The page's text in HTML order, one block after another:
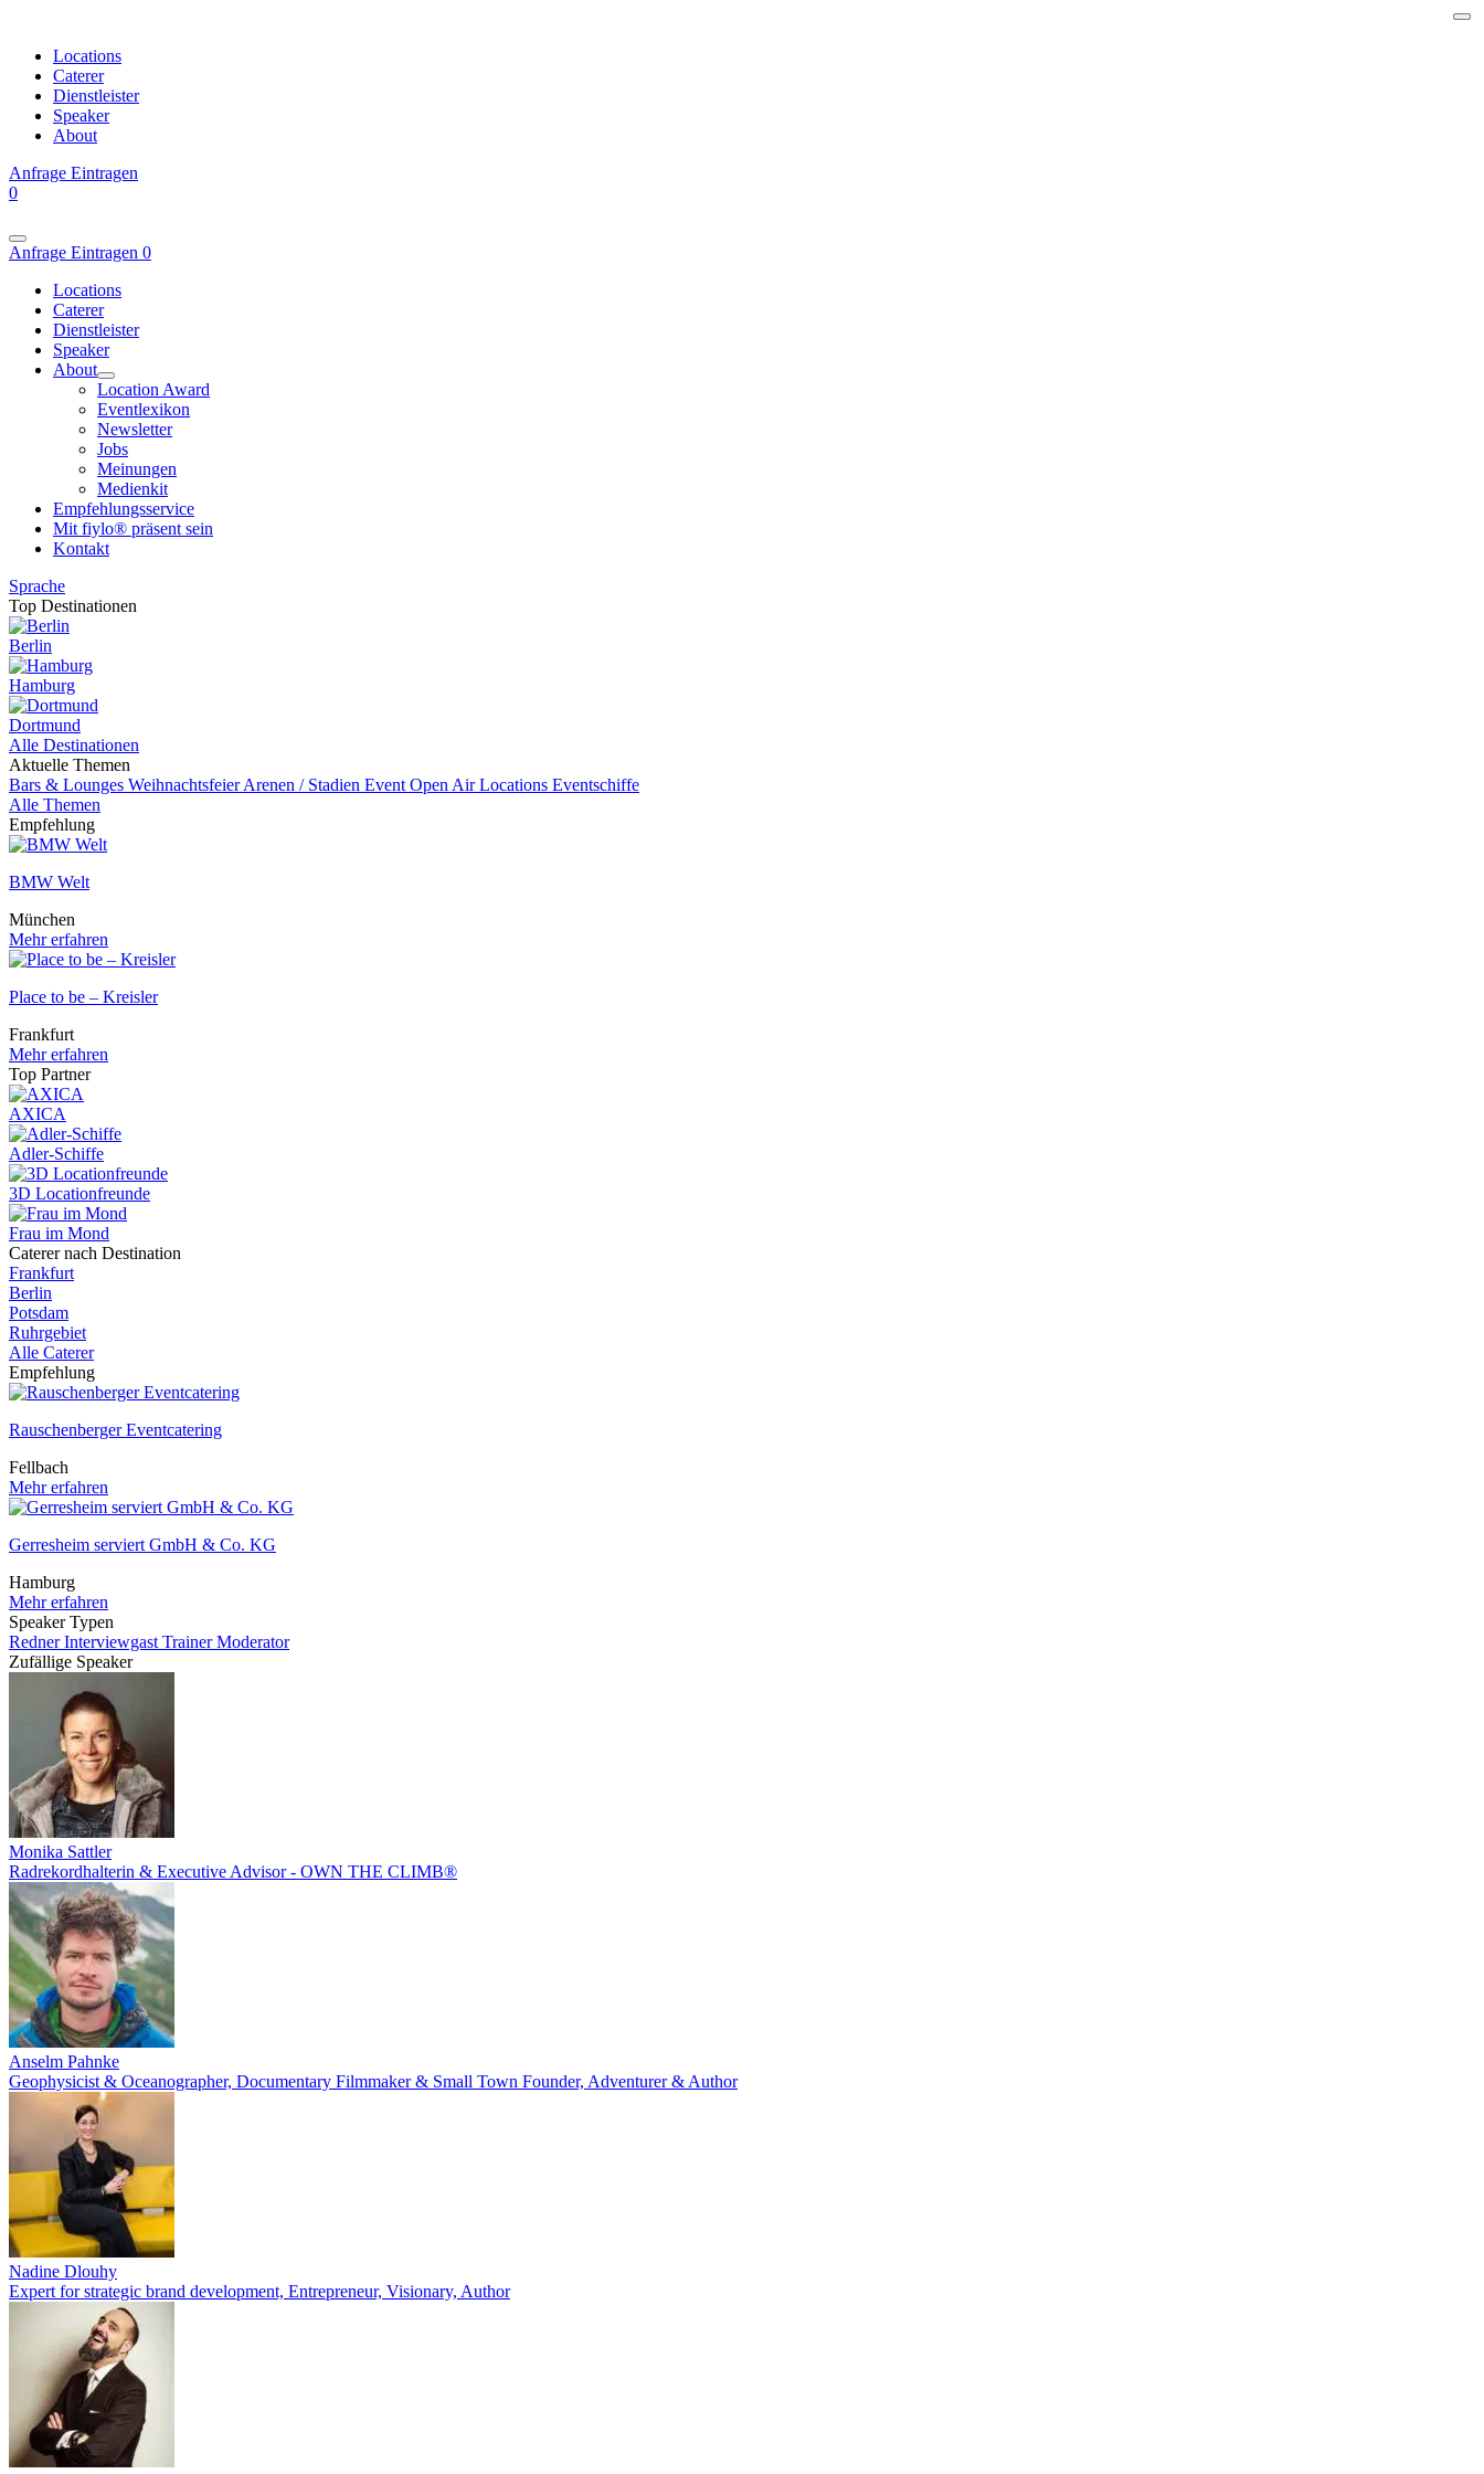
Locations
Caterer
Dienstleister
Speaker
About
Anfrage Eintragen
0
Anfrage Eintragen 0
Locations
Caterer
Dienstleister
Speaker
About
Location Award
Eventlexikon
Newsletter
Jobs
Meinungen
Medienkit
Empfehlungsservice
Mit fiylo® präsent sein
Kontakt
Sprache
Top Destinationen
Berlin
Hamburg
Dortmund
Alle Destinationen
Aktuelle Themen
Bars & Lounges WeihnachtsfeierArenen / Stadien Event Open Air Locations Eventschiffe
Alle Themen
Empfehlung
BMW Welt
München
Mehr erfahren
Place to be – Kreisler
Frankfurt
Mehr erfahren
Top Partner
AXICA
Adler-Schiffe
3D Locationfreunde
Frau im Mond
Caterer nach Destination
Frankfurt
Berlin
Potsdam
Ruhrgebiet
Alle Caterer
Empfehlung
Rauschenberger Eventcatering
Fellbach
Mehr erfahren
Gerresheim serviert GmbH & Co. KG
Hamburg
Mehr erfahren
Speaker Typen
RednerInterviewgast TrainerModerator
Zufällige Speaker
Monika Sattler
Radrekordhalterin & Executive Advisor - OWN THE CLIMB®
Anselm Pahnke
Geophysicist & Oceanographer, Documentary Filmmaker & Small Town Founder, Adventurer & Author
Nadine Dlouhy
Expert for strategic brand development, Entrepreneur, Visionary, Author